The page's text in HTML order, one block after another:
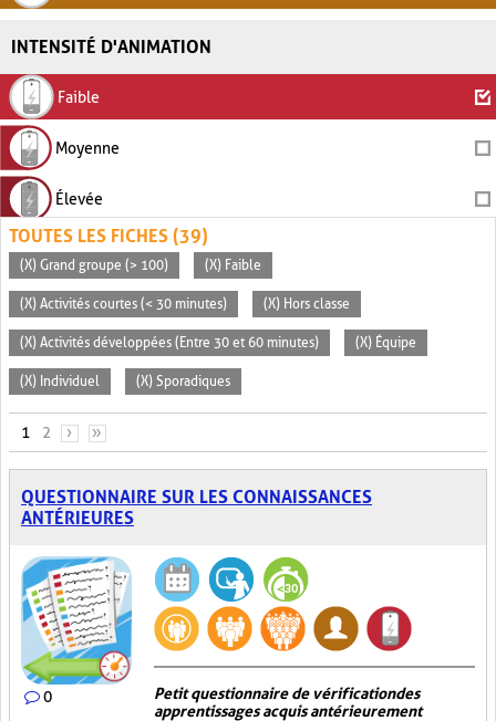
INTENSITÉ D'ANIMATION
Faible
Moyenne
Élevée
TOUTES LES FICHES (39)
(X) Grand groupe (> 100) (X) Faible
(X) Activités courtes (< 30 minutes) (X) Hors classe
(X) Activités développées (Entre 30 et 60 minutes) (X) Équipe
(X) Individuel (X) Sporadiques
PAGES
1 2 › »
QUESTIONNAIRE SUR LES CONNAISSANCES
ANTÉRIEURES
0
Petit questionnaire de vérification des
apprentissages acquis antérieurement